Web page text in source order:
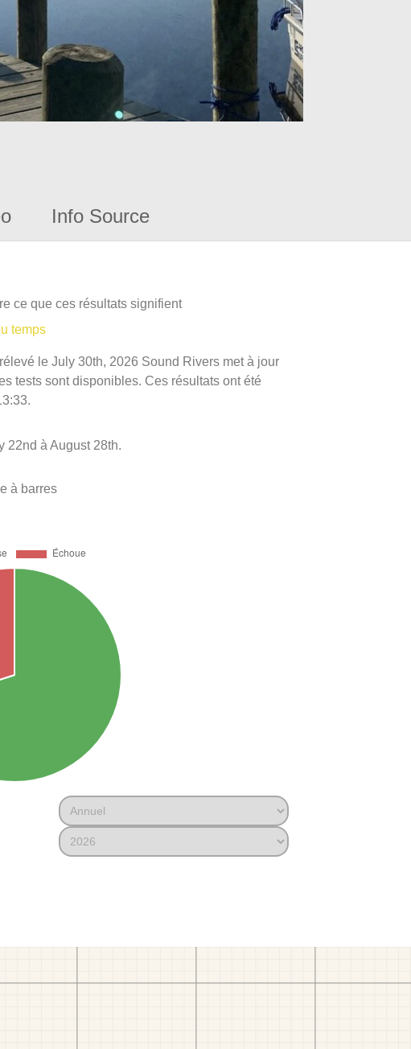
Info Source
ce que ces résultats signifient
temps
le July 30th, 2026 Sound Rivers met à jour
tests sont disponibles. Ces résultats ont été
22nd à August 28th.
à barres